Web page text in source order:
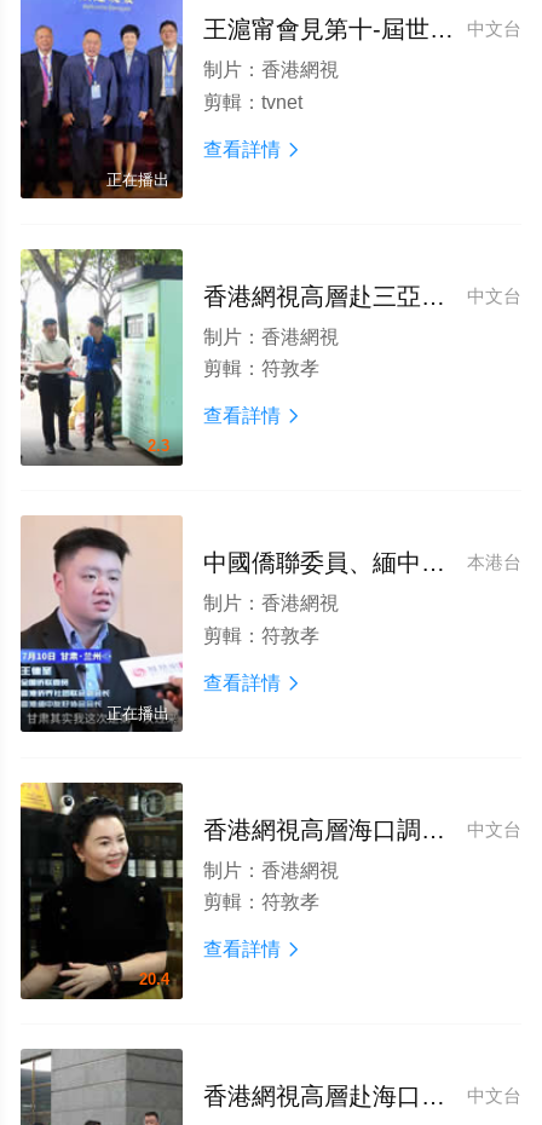
正在播出
中文台
王滬甯會見第十-屆世界華僑華人社團聯誼大會全體代表(來源 中央廣播電視總台)
制片： 香港網視
剪輯： tvnet
查看詳情 
2.3
中文台
香港網視高層赴三亞調研再生資源項目 探索綠色循環産業新路徑
制片： 香港網視
剪輯： 符敦孝
查看詳情 
正在播出
本港台
中國僑聯委員、緬中友好協會會長王德聖接受鳳凰專訪
制片： 香港網視
剪輯： 符敦孝
查看詳情 
20.4
中文台
香港網視高層海口調研雲倉共享酒莊
制片： 香港網視
剪輯： 符敦孝
查看詳情 
中文台
香港網視高層赴海口市百方購物中心調研 共探商業發展新路徑